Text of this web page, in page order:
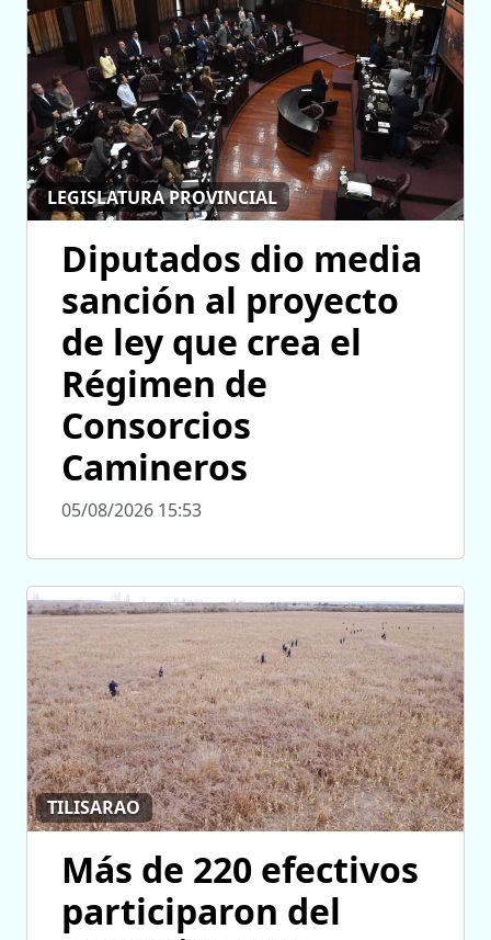
LEGISLATURA PROVINCIAL
Diputados dio media
sanción al proyecto
de ley que crea el
Régimen de
Consorcios
Camineros
05/08/2026 15:53
TILISARAO
Más de 220 efectivos
participaron del